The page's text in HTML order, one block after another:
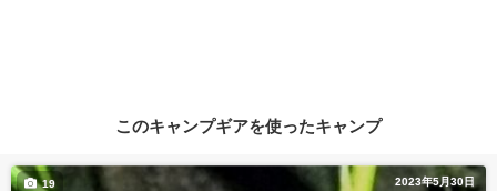
このキャンプギアを使ったキャンプ
2023年5月30日
19